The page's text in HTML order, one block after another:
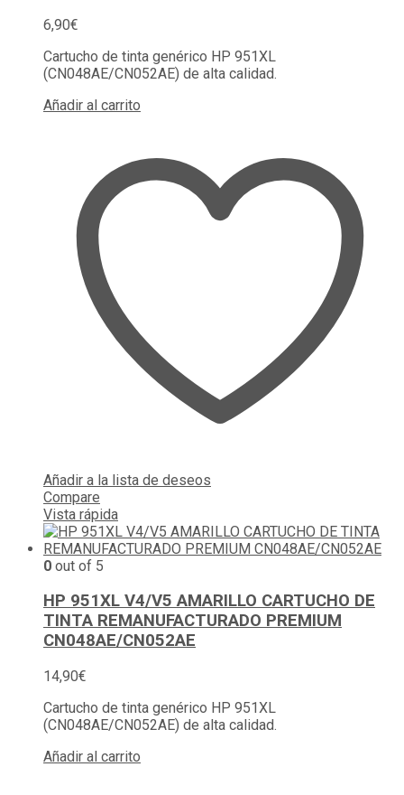
6,90€
Cartucho de tinta genérico HP 951XL
(CN048AE/CN052AE) de alta calidad.
Añadir al carrito
Añadir a la lista de deseos
Compare
Vista rápida
0 out of 5
HP 951XL V4/V5 AMARILLO CARTUCHO DE
TINTA REMANUFACTURADO PREMIUM
CN048AE/CN052AE
14,90€
Cartucho de tinta genérico HP 951XL
(CN048AE/CN052AE) de alta calidad.
Añadir al carrito